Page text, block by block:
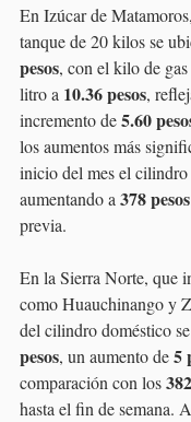
En Izúcar de
tanque de 20 kilos se
pesos, con el kilo de gas
litro a 10.36 pesos,
incremento de 5.60
los aumentos más
inicio del mes el cilindro
aumentando a 378 pesos
previa.
En la Sierra Norte, que
como Huauchinango y
del cilindro doméstico
pesos, un aumento de 5
comparación con los
hasta el fin de semana.